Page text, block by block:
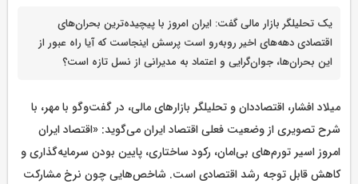
یک تحلیلگر بازار مالی گفت: ایران امروز با پیچیده‌ترین بحران‌های
اقتصادی دهه‌های اخیر روبه‌رو است پرسش اینجاست که آیا راه عبور از
این بحران‌ها، جوان‌گرایی و اعتماد به مدیرانی از نسل تازه است؟
میلاد افشار، اقتصاددان و تحلیلگر بازارهای مالی، در گفت‌وگو با مهر، با
شرح تصویری از وضعیت فعلی اقتصاد ایران می‌گوید: «اقتصاد ایران
امروز اسیر تورم‌های بی‌امان، رکود ساختاری، پایین بودن سرمایه‌گذاری و
کاهش قابل توجه رشد اقتصادی است. شاخص‌هایی چون نرخ مشارکت